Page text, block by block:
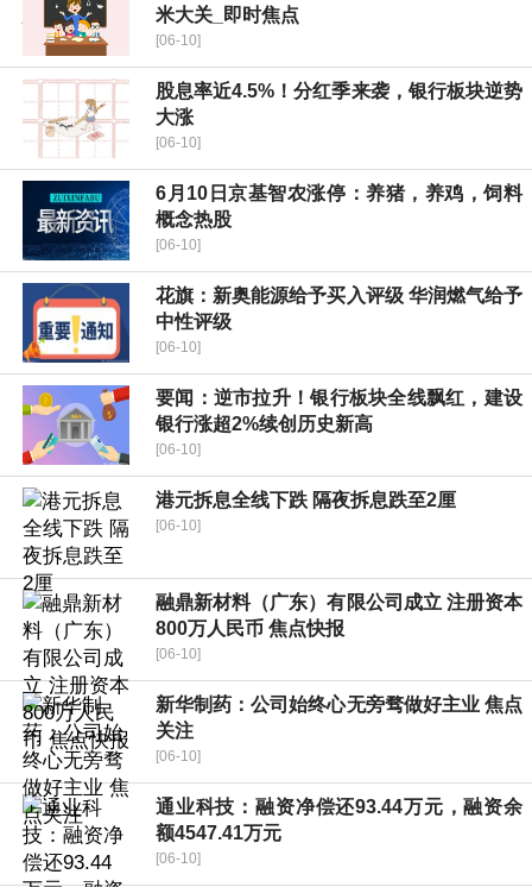
米大关_即时焦点
[06-10]
股息率近4.5%！分红季来袭，银行板块逆势
大涨
[06-10]
6月10日京基智农涨停：养猪，养鸡，饲料
概念热股
[06-10]
花旗：新奥能源给予买入评级 华润燃气给予
中性评级
[06-10]
要闻：逆市拉升！银行板块全线飘红，建设
银行涨超2%续创历史新高
[06-10]
港元拆息全线下跌 隔夜拆息跌至2厘
[06-10]
融鼎新材料（广东）有限公司成立 注册资本
800万人民币 焦点快报
[06-10]
新华制药：公司始终心无旁骛做好主业 焦点
关注
[06-10]
通业科技：融资净偿还93.44万元，融资余
额4547.41万元
[06-10]